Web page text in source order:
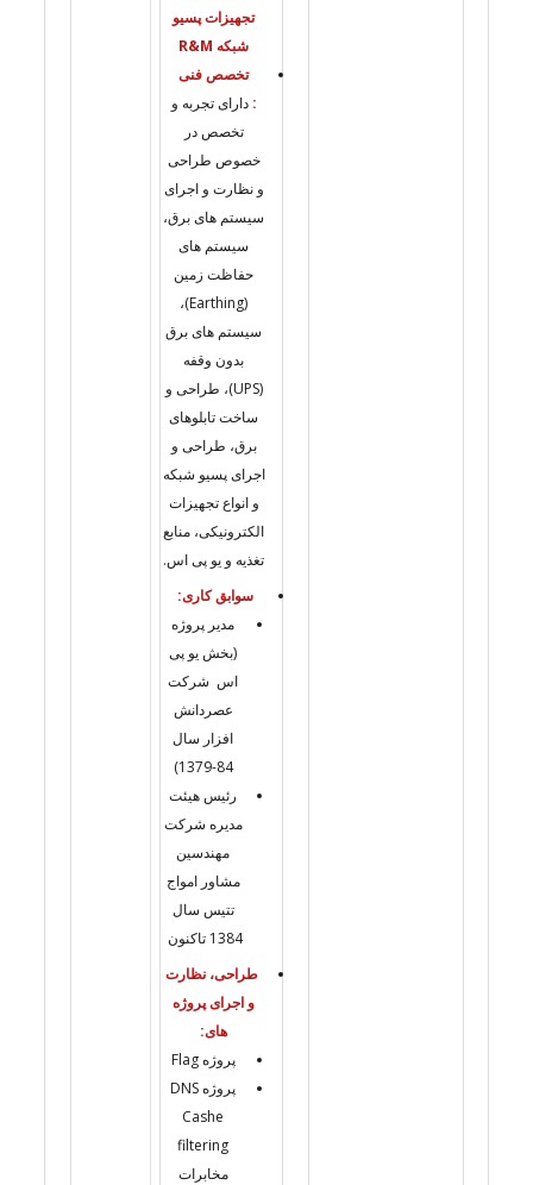
تجهیزات پسیو
شبکه R&M
تخصص فنی
: دارای تجربه و
تخصص در
خصوص طراحی
و نظارت و اجرای
سیستم های برق،
سیستم های
حفاظت زمین
(Earthing)،
سیستم های برق
بدون وقفه
(UPS)، طراحی و
ساخت تابلوهای
برق، طراحی و
اجرای پسیو شبکه
و انواع تجهیزات
الکترونیکی، منابع
تغذیه و یو پی اس.
سوابق کاری:
مدیر پروژه
(بخش یو پی
اس شرکت
عصردانش
افزار سال
84-1379)
رئیس هیئت
مدیره شرکت
مهندسین
مشاور امواج
تتیس سال
1384 تاکنون
طراحی، نظارت
و اجرای پروژه
های:
پروژه Flag
پروژه DNS
Cashe
filtering
مخابرات